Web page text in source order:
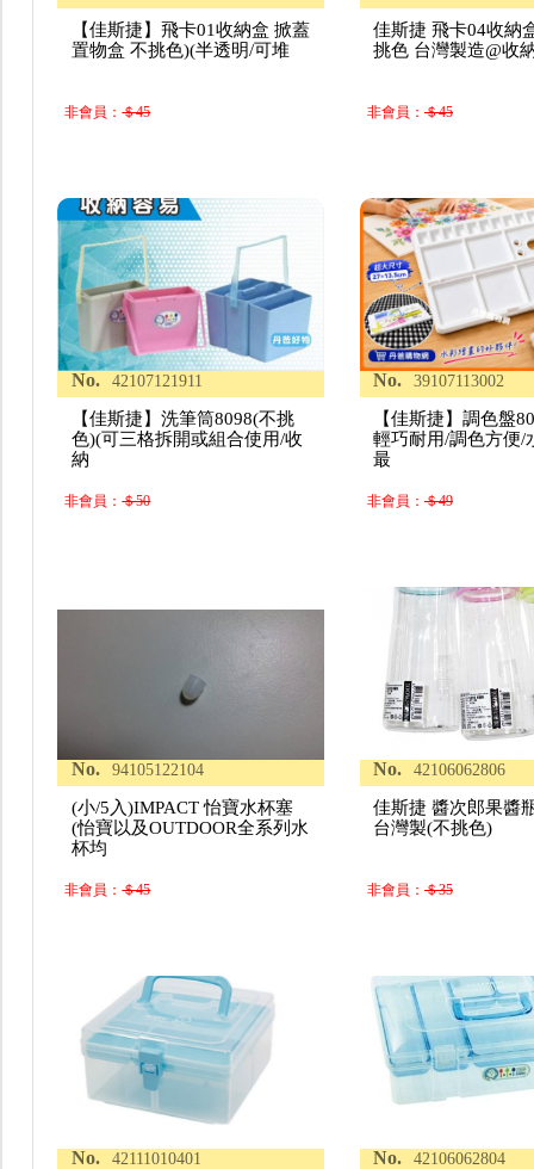
【佳斯捷】飛卡01收納盒 掀蓋
置物盒 不挑色)(半透明/可堆
非會員：＄45
佳斯捷 飛卡04收納
挑色 台灣製造@收
非會員： ＄45
No. 42107121911
【佳斯捷】洗筆筒8098(不挑
色)(可三格拆開或組合使用/收
納
非會員：＄50
No. 39107113002
【佳斯捷】調色盤
輕巧耐用/調色方便/
最
非會員： ＄49
No. 94105122104
(小/5入)IMPACT 怡寶水杯塞
(怡寶以及OUTDOOR全系列水
杯均
非會員：＄45
No. 42106062806
佳斯捷 醬次郎果醬
台灣製(不挑色)
非會員： ＄35
No. 42111010401 No. 42106062804